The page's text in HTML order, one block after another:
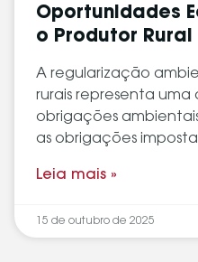
Oportunidades
o Produtor Rural
A regularização
rurais representa uma
obrigações
as obrigações
Leia mais »
15 de outubro de 2025